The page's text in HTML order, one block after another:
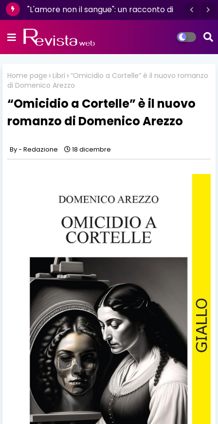
"L'amore non il sangue": un racconto di
Luisa D'Amico
Home page Libri “Omicidio a Cortelle” è il nuovo romanzo
di Domenico Arezzo
“Omicidio a Cortelle” è il nuovo
romanzo di Domenico Arezzo
Redazione 18 dicembre